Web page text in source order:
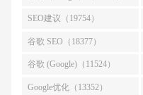
SEO建议（19754）
谷歌 SEO（18377）
谷歌 (Google)（11524）
Google优化（13352）